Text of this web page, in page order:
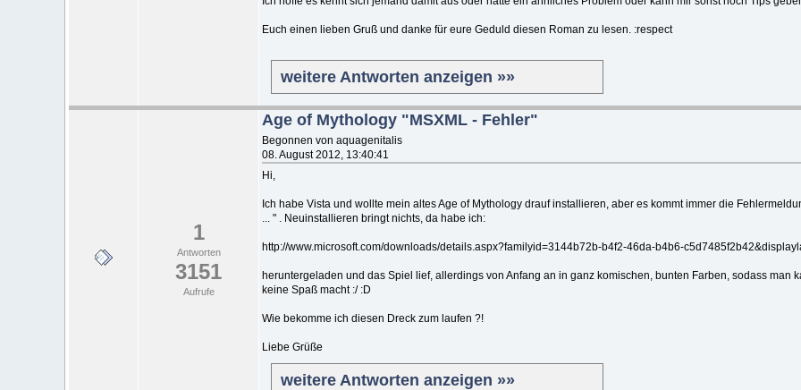
Euch einen lieben Gruß und danke für eure Geduld diesen Roman zu lesen. :respect
weitere Antworten anzeigen »»
1
Antworten
3151
Aufrufe
Age of Mythology "MSXML - Fehler"
Begonnen von aquagenitalis
08. August 2012, 13:40:41
Hi,
Ich habe Vista und wollte mein altes Age of Mythology drauf installieren, aber es kommt immer die
... " . Neuinstallieren bringt nichts, da habe ich:
http://www.microsoft.com/downloads/details.aspx?familyid=3144b72b-b4f2-46da-b4b6-
heruntergeladen und das Spiel lief, allerdings von Anfang an in ganz komischen, bunten Farben, sodass man
keine Spaß macht :/ :D
Wie bekomme ich diesen Dreck zum laufen ?!
Liebe Grüße
weitere Antworten anzeigen »»